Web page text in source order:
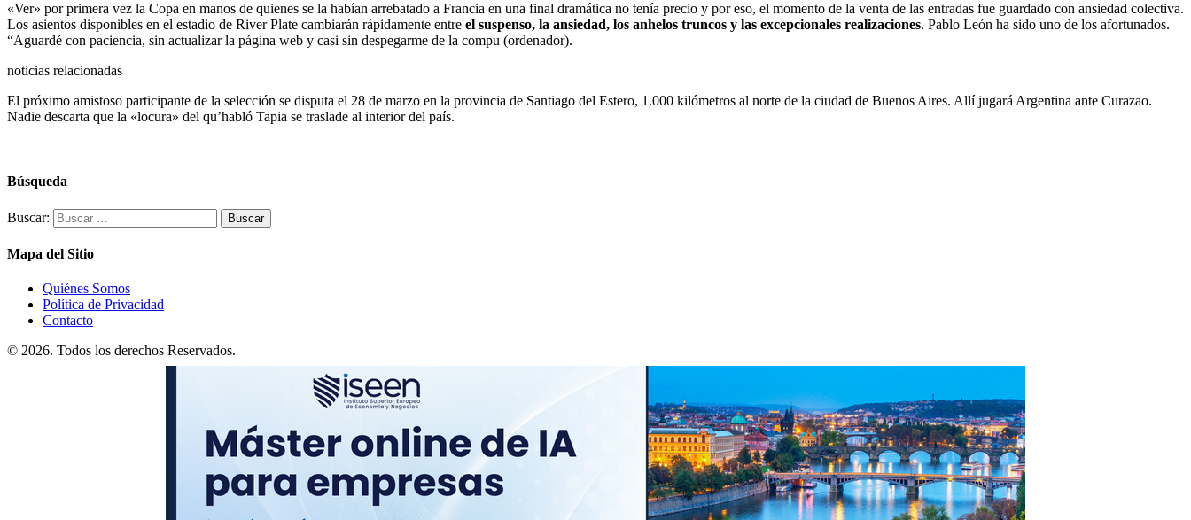
«Ver» por primera vez la Copa en manos de quienes se la habían arrebatado a Francia en una final dramática no tenía precio y por eso, el momento de la venta de las entradas fue guardado con ansiedad colectiva.
Los asientos disponibles en el estadio de River Plate cambiarán rápidamente entre el suspenso, la ansiedad, los anhelos truncos y las excepcionales realizaciones. Pablo León ha sido uno de los afortunados.
“Aguardé con paciencia, sin actualizar la página web y casi sin despegarme de la compu (ordenador).
noticias relacionadas
El próximo amistoso participante de la selección se disputa el 28 de marzo en la provincia de Santiago del Estero, 1.000 kilómetros al norte de la ciudad de Buenos Aires. Allí jugará Argentina ante Curazao.
Nadie descarta que la «locura» del qu’habló Tapia se traslade al interior del país.
Búsqueda
Buscar:
Mapa del Sitio
Quiénes Somos
Política de Privacidad
Contacto
© 2026. Todos los derechos Reservados.